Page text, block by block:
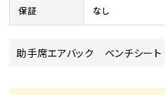
保証 なし
助手席エアバック ベンチシート